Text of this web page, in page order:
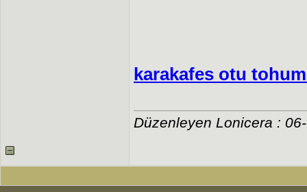
karakafes otu
Düzenleyen Lonicera :